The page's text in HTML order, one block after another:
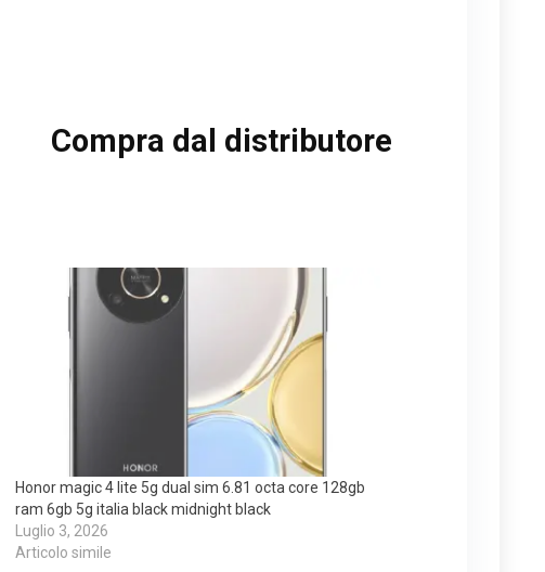
Compra dal distributore
Honor magic 4 lite 5g dual sim 6.81 octa core 128gb
ram 6gb 5g italia black midnight black
Luglio 3, 2026
Articolo simile